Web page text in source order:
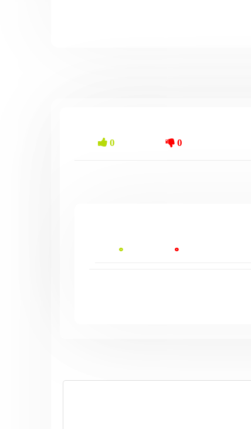
0 0
0 0